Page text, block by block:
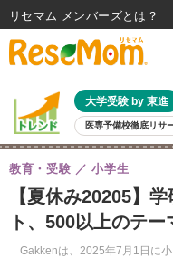
大学受験 by 東進
医専予備校徹底リサ
親子で考える大学選び 高校受験
共通テスト 夏休み
8月開催イベント・WS 全国公
自由研究教材（小学生向け）
【夏休み20205】
ト、500以上のテー
Gakkenは、2025年7月1日に小
教育・受験 小学生
リセマム メンバーズ